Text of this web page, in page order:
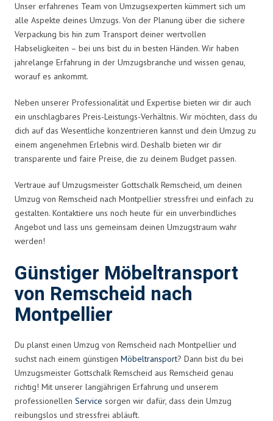
Unser erfahrenes Team von Umzugsexperten kümmert sich um
alle Aspekte deines Umzugs. Von der Planung über die sichere
Verpackung bis hin zum Transport deiner wertvollen
Habseligkeiten – bei uns bist du in besten Händen. Wir haben
jahrelange Erfahrung in der Umzugsbranche und wissen genau,
worauf es ankommt.
Neben unserer Professionalität und Expertise bieten wir dir auch
ein unschlagbares Preis-Leistungs-Verhältnis. Wir möchten, dass du
dich auf das Wesentliche konzentrieren kannst und dein Umzug zu
einem angenehmen Erlebnis wird. Deshalb bieten wir dir
transparente und faire Preise, die zu deinem Budget passen.
Vertraue auf Umzugsmeister Gottschalk Remscheid, um deinen
Umzug von Remscheid nach Montpellier stressfrei und einfach zu
gestalten. Kontaktiere uns noch heute für ein unverbindliches
Angebot und lass uns gemeinsam deinen Umzugstraum wahr
werden!
Günstiger Möbeltransport
von Remscheid nach
Montpellier
Du planst einen Umzug von Remscheid nach Montpellier und
suchst nach einem günstigen Möbeltransport? Dann bist du bei
Umzugsmeister Gottschalk Remscheid aus Remscheid genau
richtig! Mit unserer langjährigen Erfahrung und unserem
professionellen Service sorgen wir dafür, dass dein Umzug
reibungslos und stressfrei abläuft.